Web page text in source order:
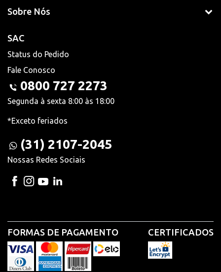
Sobre Nós
SAC
Status do Pedido
Fale Conosco
0800 727 2273
Segunda à sexta 8:00 às 18:00
*Exceto feriados
(31) 2107-2045
Nossas Redes Sociais
FORMAS DE PAGAMENTO CERTIFICADOS